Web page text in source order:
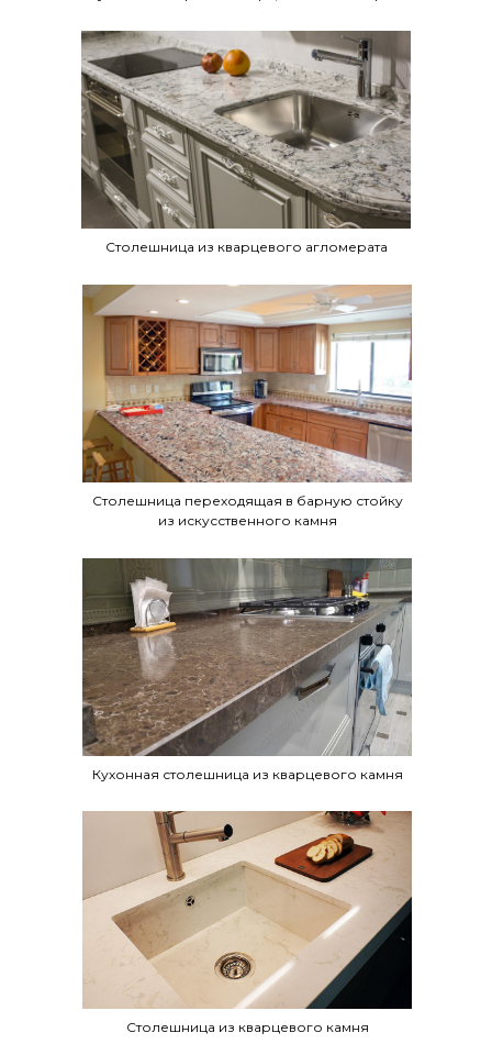
Столешница из кварцевого камня
Кухонная столешница из кварцевого камня
Столешница переходящая в барную стойку
из искусственного камня
Столешница из кварцевого агломерата